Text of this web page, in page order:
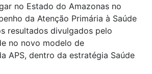
no Estado do Amazonas no
da Atenção Primária à Saúde
resultados divulgados pelo
no novo modelo de
APS, dentro da estratégia Saúde